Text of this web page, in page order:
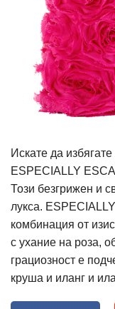
Искате да
ESPECIALLY
Този безгрижен и
лукса.
комбинация от
с ухание на роза,
грациозност е
круша и иланг и